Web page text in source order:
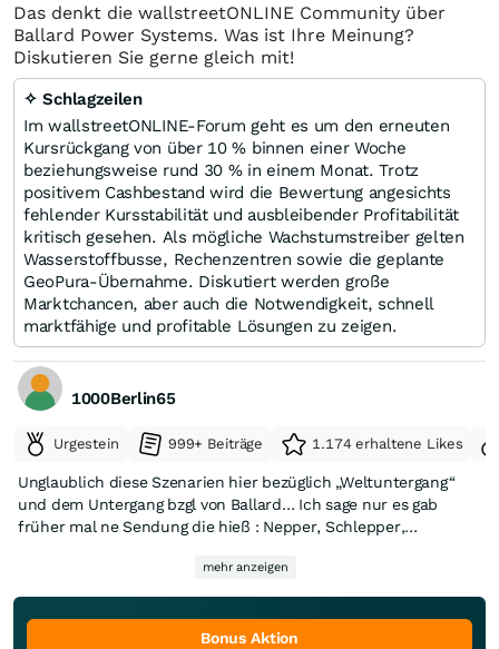
Das denkt die wallstreetONLINE Community über
Ballard Power Systems. Was ist Ihre Meinung?
Diskutieren Sie gerne gleich mit!
✧ Schlagzeilen
Im wallstreetONLINE-Forum geht es um den erneuten
Kursrückgang von über 10 % binnen einer Woche
beziehungsweise rund 30 % in einem Monat. Trotz
positivem Cashbestand wird die Bewertung angesichts
fehlender Kursstabilität und ausbleibender Profitabilität
kritisch gesehen. Als mögliche Wachstumstreiber gelten
Wasserstoffbusse, Rechenzentren sowie die geplante
GeoPura-Übernahme. Diskutiert werden große
Marktchancen, aber auch die Notwendigkeit, schnell
marktfähige und profitable Lösungen zu zeigen.
1000Berlin65
Urgestein 999+ Beiträge 1.174 erhaltene Likes
Unglaublich diese Szenarien hier bezüglich „Weltuntergang“
und dem Untergang bzgl von Ballard… Ich sage nur es gab
früher mal ne Sendung die hieß : Nepper, Schlepper,
Schaut euch den gesamten Sektor in den letzten zwei
Monaten genau an ☝️ fast alle Werte korrigierten zwischen 40
und 60 % nach unten… und auch andere Sektoren wie z.B.
Silber und Uran, genau das Gleiche > Korrektur um 40-60 % !
mehr anzeigen
Bonus Aktion